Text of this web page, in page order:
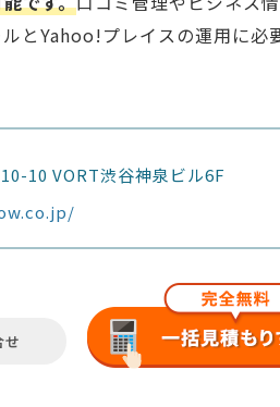
とYahoo!プレイスの運用に必
10 VORT渋谷神泉ビル6F
せ